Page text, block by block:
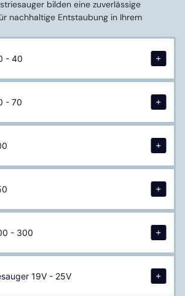
bilden eine zuverlässige
nachhaltige Entstaubung in Ihrem
- 40
- 70
- 300
19V - 25V